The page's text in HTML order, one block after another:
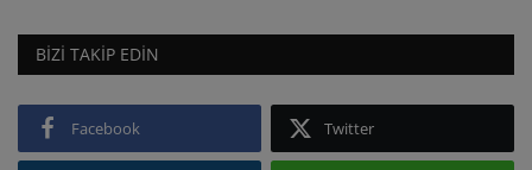
BIZI TAKIP EDIN
Facebook Twitter